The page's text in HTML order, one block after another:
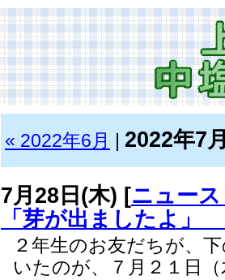
« 2022年6月 2022年7
7月28日(木) [ニュー
「芽が出ましたよ
２年生のお友だちが、
いたのが、７月２１日（